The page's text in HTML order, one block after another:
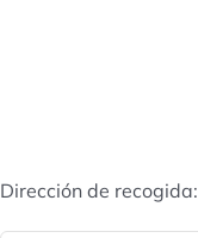
Dirección de recogida: